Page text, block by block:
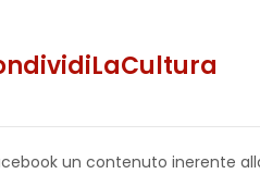
un contenuto inerente